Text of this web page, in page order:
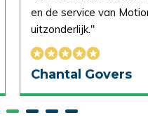
en de service van
uitzonderlijk."
Chantal Govers